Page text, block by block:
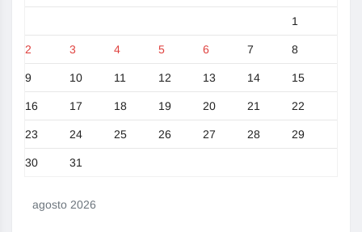
agosto 2026
1
2 3 4 5 6 7 8
9 10 11 12 13 14 15
16 17 18 19 20 21 22
23 24 25 26 27 28 29
30 31